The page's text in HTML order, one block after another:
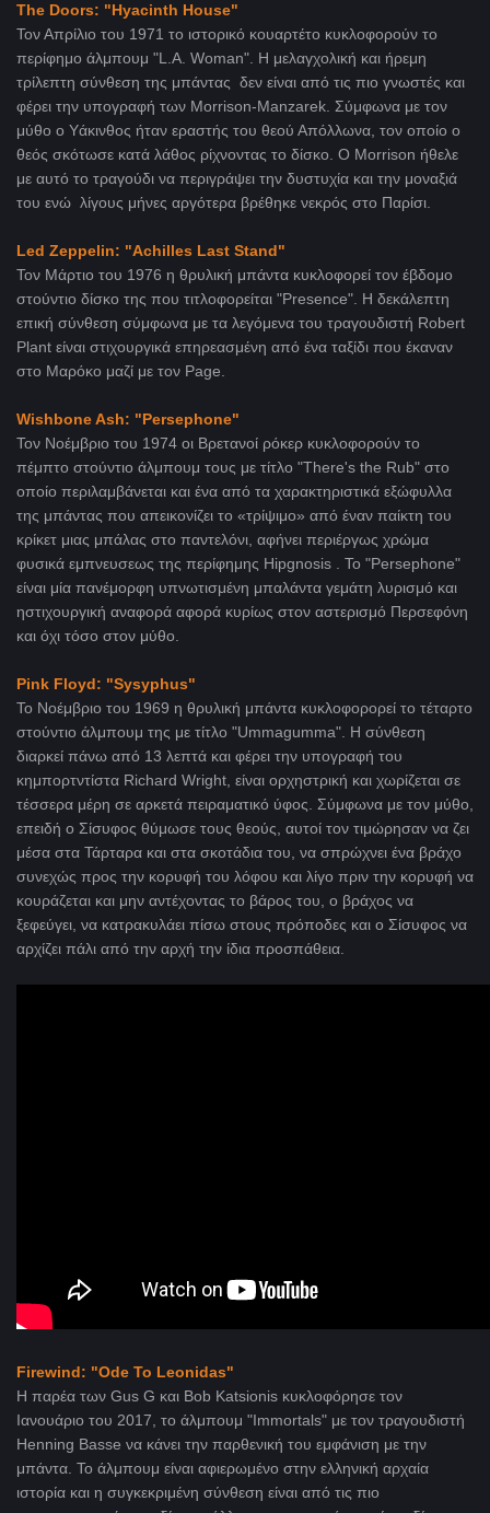
The Doors: "Hyacinth House"
Τον Απρίλιο του 1971 το ιστορικό κουαρτέτο κυκλοφορούν το
περίφημο άλμπουμ "L.A. Woman". Η μελαγχολική και ήρεμη
τρίλεπτη σύνθεση της μπάντας δεν είναι από τις πιο γνωστές και
φέρει την υπογραφή των Morrison-Manzarek. Σύμφωνα με τον
μύθο ο Υάκινθος ήταν εραστής του θεού Απόλλωνα, τον οποίο ο
θεός σκότωσε κατά λάθος ρίχνοντας το δίσκο. Ο Μοrrison ήθελε
με αυτό το τραγούδι να περιγράψει την δυστυχία και την μοναξιά
του ενώ λίγους μήνες αργότερα βρέθηκε νεκρός στο Παρίσι.
Led Zeppelin: "Achilles Last Stand"
Τον Μάρτιο του 1976 η θρυλική μπάντα κυκλοφορεί τον έβδομο
στούντιο δίσκο της που τιτλοφορείται "Presence". H δεκάλεπτη
επική σύνθεση σύμφωνα με τα λεγόμενα του τραγουδιστή Robert
Plant είναι στιχουργικά επηρεασμένη από ένα ταξίδι που έκαναν
στο Μαρόκο μαζί με τον Page.
Wishbone Ash: "Persephone"
Τον Νοέμβριο του 1974 οι Βρετανοί ρόκερ κυκλοφορούν το
πέμπτο στούντιο άλμπουμ τους με τίτλο "There's the Rub" στο
οποίο περιλαμβάνεται και ένα από τα χαρακτηριστικά εξώφυλλα
της μπάντας που απεικονίζει το «τρίψιμο» από έναν παίκτη του
κρίκετ μιας μπάλας στο παντελόνι, αφήνει περιέργως χρώμα
φυσικά εμπνευσεως της περίφημης Hipgnosis . Το "Persephone"
είναι μία πανέμορφη υπνωτισμένη μπαλάντα γεμάτη λυρισμό και
ηστιχουργική αναφορά αφορά κυρίως στον αστερισμό Περσεφόνη
και όχι τόσο στον μύθο.
Pink Floyd: "Sysyphus"
Το Νοέμβριο του 1969 η θρυλική μπάντα κυκλοφορορεί το τέταρτο
στούντιο άλμπουμ της με τίτλο "Ummagumma". Η σύνθεση
διαρκεί πάνω από 13 λεπτά και φέρει την υπογραφή του
κημπορτντίστα Richard Wright, είναι ορχηστρική και χωρίζεται σε
τέσσερα μέρη σε αρκετά πειραματικό ύφος. Σύμφωνα με τον μύθο,
επειδή ο Σίσυφος θύμωσε τους θεούς, αυτοί τον τιμώρησαν να ζει
μέσα στα Τάρταρα και στα σκοτάδια του, να σπρώχνει ένα βράχο
συνεχώς προς την κορυφή του λόφου και λίγο πριν την κορυφή να
κουράζεται και μην αντέχοντας το βάρος του, ο βράχος να
ξεφεύγει, να κατρακυλάει πίσω στους πρόποδες και ο Σίσυφος να
αρχίζει πάλι από την αρχή την ίδια προσπάθεια.
Firewind: "Ode To Leonidas"
Η παρέα των Gus G και Bob Katsionis κυκλοφόρησε τον
Ιανουάριο του 2017, το άλμπουμ "Immortals" με τον τραγουδιστή
Henning Basse να κάνει την παρθενική του εμφάνιση με την
μπάντα. Το άλμπουμ είναι αφιερωμένο στην ελληνική αρχαία
ιστορία και η συγκεκριμένη σύνθεση είναι από τις πιο